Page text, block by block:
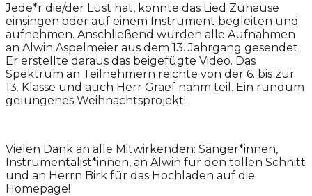
Jede*r die/der Lust hat, konnte das Lied Zuhause
einsingen oder auf einem Instrument begleiten und
aufnehmen. Anschließend wurden alle Aufnahmen
an Alwin Aspelmeier aus dem 13. Jahrgang gesendet.
Er erstellte daraus das beigefügte Video. Das
Spektrum an Teilnehmern reichte von der 6. bis zur
13. Klasse und auch Herr Graef nahm teil. Ein rundum
gelungenes Weihnachtsprojekt!
Vielen Dank an alle Mitwirkenden: Sänger*innen,
Instrumentalist*innen, an Alwin für den tollen Schnitt
und an Herrn Birk für das Hochladen auf die
Homepage!